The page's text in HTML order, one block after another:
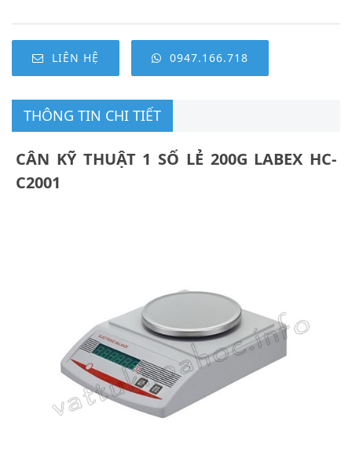
LIÊN HỆ 0947.166.718
THÔNG TIN CHI TIẾT
CÂN KỸ THUẬT 1 SỐ LẺ 200G LABEX HC-
C2001